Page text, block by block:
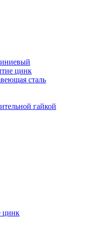
цинк
сталь
гайкой
цинк